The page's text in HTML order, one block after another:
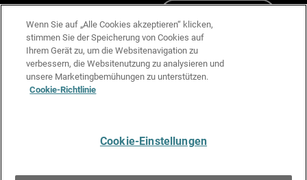
Cookie-Richtlinie
Datenschutzrichtlinie
Media & Brand Kit
Wenn Sie auf „Alle Cookies akzeptieren“ klicken,
stimmen Sie der Speicherung von Cookies auf
Ihrem Gerät zu, um die Websitenavigation zu
verbessern, die Websitenutzung zu analysieren und
unsere Marketingbemühungen zu unterstützen.
Cookie-Richtlinie
Cookie-Einstellungen